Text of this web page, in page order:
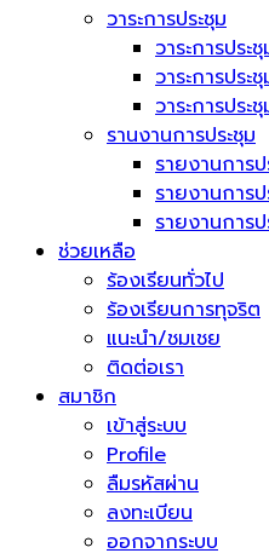
วาระการประชุม
วาระการประ
วาระการประ
วาระการปร
รานงานการประชุม
รายงานการ
รายงานการ
รายงานการ
ช่วยเหลือ
ร้องเรียนทั่วไป
ร้องเรียนการทุจริต
แนะนำ/ชมเชย
ติดต่อเรา
สมาชิก
เข้าสู่ระบบ
Profile
ลืมรหัสผ่าน
ลงทะเบียน
ออกจากระบบ